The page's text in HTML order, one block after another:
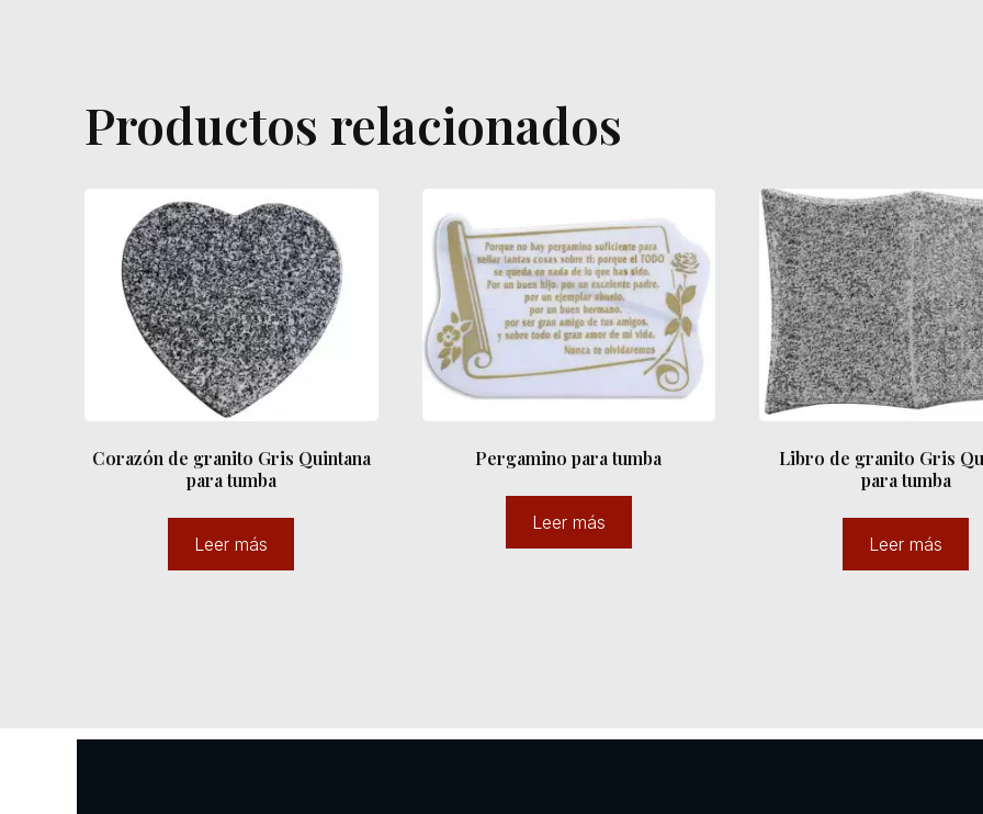
Productos relacionados
Corazón de granito Gris Quintana
para tumba
Leer más
Pergamino para tumba
Leer más
Libro de granito Gris
para tumba
Leer más